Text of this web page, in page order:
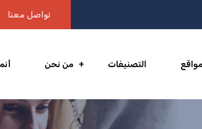
تواصل معنا
التصنيفات من نحن